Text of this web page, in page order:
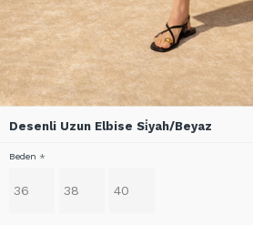
Desenli Uzun Elbise Si̇yah/Beyaz
Beden
36 38 40